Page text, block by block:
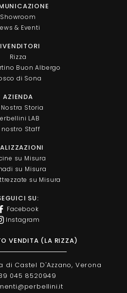
Showroom
& Eventi
Rizza
Buon Albergo
di Sona
AZIENDA
Nostra Storia
LAB
nostro Staff
su Misura
su Misura
su Misura
SU:
Facebook
Instagram
VENDITA (LA RIZZA)
di Castel D'Azzano, Verona
045 8520949